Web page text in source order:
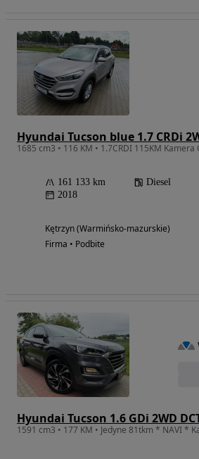
Hyundai Tucson blue 1.7 CRDi
161 133 km Diesel
2018
Kętrzyn (Warmińsko-mazurskie)
Firma • Podbite